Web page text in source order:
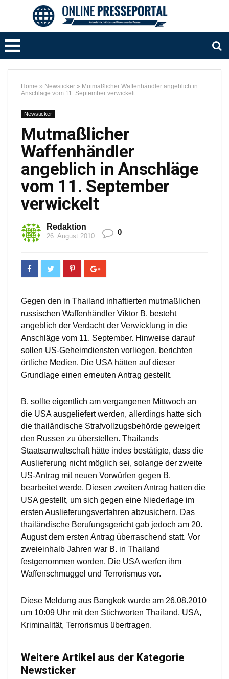
Home » Newsticker » Mutmaßlicher Waffenhändler angeblich in
Anschläge vom 11. September verwickelt
Newsticker
Mutmaßlicher
Waffenhändler
angeblich in Anschläge
vom 11. September
verwickelt
Redaktion
26. August 2010 0
Gegen den in Thailand inhaftierten mutmaßlichen
russischen Waffenhändler Viktor B. besteht
angeblich der Verdacht der Verwicklung in die
Anschläge vom 11. September. Hinweise darauf
sollen US-Geheimdiensten vorliegen, berichten
örtliche Medien. Die USA hätten auf dieser
Grundlage einen erneuten Antrag gestellt.
B. sollte eigentlich am vergangenen Mittwoch an
die USA ausgeliefert werden, allerdings hatte sich
die thailändische Strafvollzugsbehörde geweigert
den Russen zu überstellen. Thailands
Staatsanwaltschaft hätte indes bestätigte, dass die
Auslieferung nicht möglich sei, solange der zweite
US-Antrag mit neuen Vorwürfen gegen B.
bearbeitet werde. Diesen zweiten Antrag hatten die
USA gestellt, um sich gegen eine Niederlage im
ersten Auslieferungsverfahren abzusichern. Das
thailändische Berufungsgericht gab jedoch am 20.
August dem ersten Antrag überraschend statt. Vor
zweieinhalb Jahren war B. in Thailand
festgenommen worden. Die USA werfen ihm
Waffenschmuggel und Terrorismus vor.
Diese Meldung aus Bangkok wurde am 26.08.2010
um 10:09 Uhr mit den Stichworten Thailand, USA,
Kriminalität, Terrorismus übertragen.
Weitere Artikel aus der Kategorie
Newsticker